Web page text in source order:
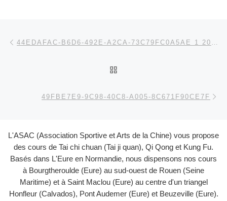
Parcourir les articles
49FBE7E9-9C98-40C8-A005-8C671F90CE7F
L'ASAC (Association Sportive et Arts de la Chine) vous propose
des cours de Tai chi chuan (Tai ji quan), Qi Qong et Kung Fu.
Basés dans L'Eure en Normandie, nous dispensons nos cours
à Bourgtheroulde (Eure) au sud-ouest de Rouen (Seine
Maritime) et à Saint Maclou (Eure) au centre d'un triangel
Honfleur (Calvados), Pont Audemer (Eure) et Beuzeville (Eure).